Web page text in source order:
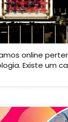
online
Existe um